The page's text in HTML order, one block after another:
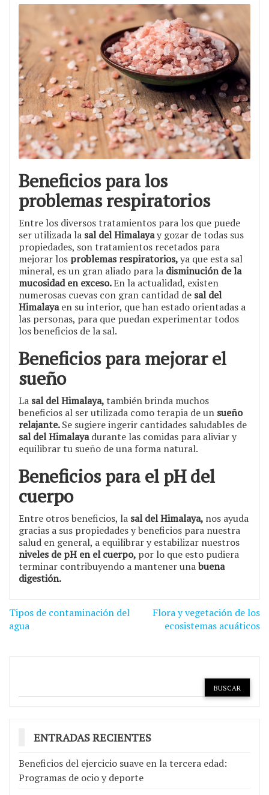
Beneficios para los
problemas respiratorios
Entre los diversos tratamientos para los que puede
ser utilizada la sal del Himalayay gozar de todas sus
propiedades, son tratamientos recetados para
mejorar los problemas respiratorios,ya que esta sal
mineral, es un gran aliado para la disminución de la
mucosidad en exceso.En la actualidad, existen
numerosas cuevas con gran cantidad de sal del
Himalayaen su interior, que han estado orientadas a
las personas, para que puedan experimentar todos
los beneficios de la sal.
Beneficios para mejorar el
sueño
La sal del Himalaya,también brinda muchos
beneficios al ser utilizada como terapia de un sueño
relajante.Se sugiere ingerir cantidades saludables de
sal del Himalayadurante las comidas para aliviar y
equilibrar tu sueño de una forma natural.
Beneficios para el pH del
cuerpo
Entre otros beneficios, la sal del Himalaya, nos ayuda
gracias a sus propiedades y beneficios para nuestra
salud en general, a equilibrar y estabilizar nuestros
niveles de pH en el cuerpo, por lo que esto pudiera
terminar contribuyendo a mantener unabuena
digestión.
Navegación
de
Tipos de contaminación del
agua
Flora y vegetación de los
ecosistemas acuáticos
ENTRADAS RECIENTES
Beneficios del ejercicio suave en la tercera edad:
Programas de ocio y deporte